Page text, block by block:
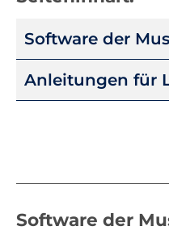
überspringen
Software der
Anleitungen für
Software der